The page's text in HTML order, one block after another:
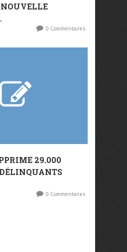
0 Commentaires
29.000
0 Commentaires